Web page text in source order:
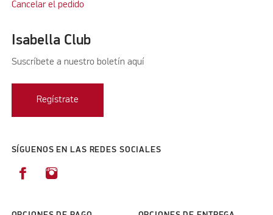
Cancelar el pedido
Isabella Club
Suscríbete a nuestro boletín aquí
Regístrate
SÍGUENOS EN LAS REDES SOCIALES